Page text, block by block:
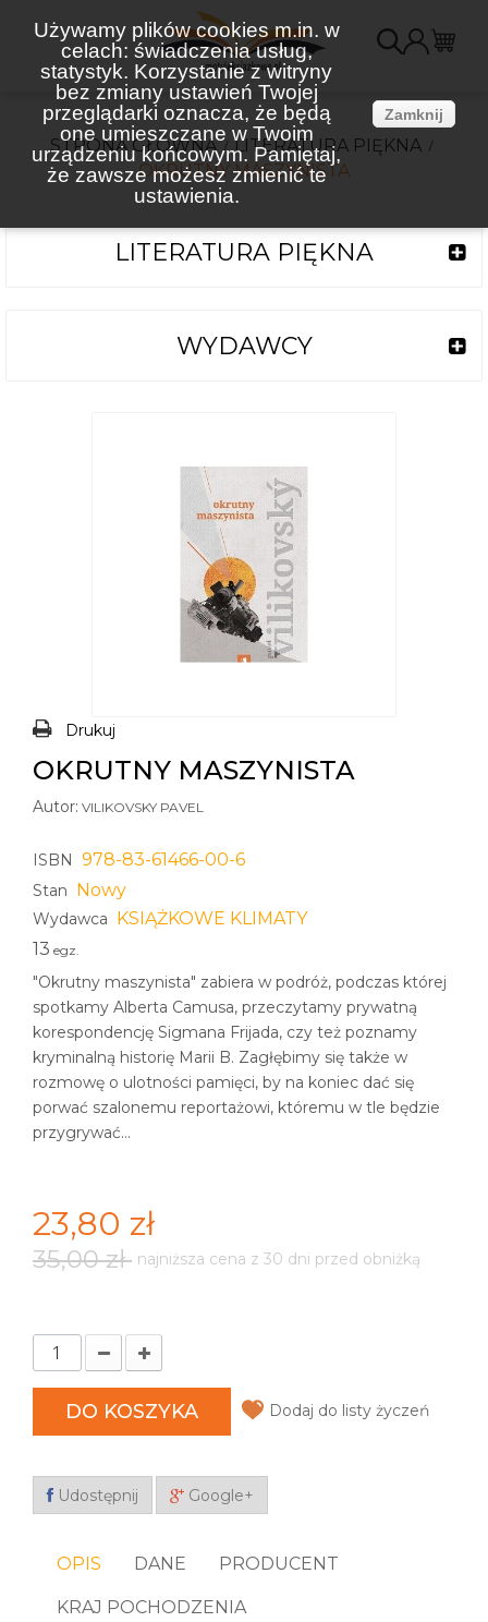
Używamy plików cookies m.in. w
celach: świadczenia usług,
statystyk. Korzystanie z witryny
bez zmiany ustawień Twojej
przeglądarki oznacza, że będą
one umieszczane w Twoim
urządzeniu końcowym. Pamiętaj,
że zawsze możesz zmienić te
ustawienia.
Zamknij
STRONA GŁÓWNA
LITERATURA PIĘKNA
OKRUTNY MASZYNISTA
LITERATURA PIĘKNA
WYDAWCY
Drukuj
OKRUTNY MASZYNISTA
Autor: VILIKOVSKY PAVEL
ISBN 978-83-61466-00-6
Stan Nowy
Wydawca KSIĄŻKOWE KLIMATY
13 egz.
"Okrutny maszynista" zabiera w podróż, podczas której
spotkamy Alberta Camusa, przeczytamy prywatną
korespondencję Sigmana Frijada, czy też poznamy
kryminalną historię Marii B. Zagłębimy się także w
rozmowę o ulotności pamięci, by na koniec dać się
porwać szalonemu reportażowi, któremu w tle będzie
przygrywać…
23,80 zł
35,00 zł najniższa cena z 30 dni przed obniżką
DO KOSZYKA Dodaj do listy życzeń
Udostępnij Google+
OPIS DANE PRODUCENT
KRAJ POCHODZENIA